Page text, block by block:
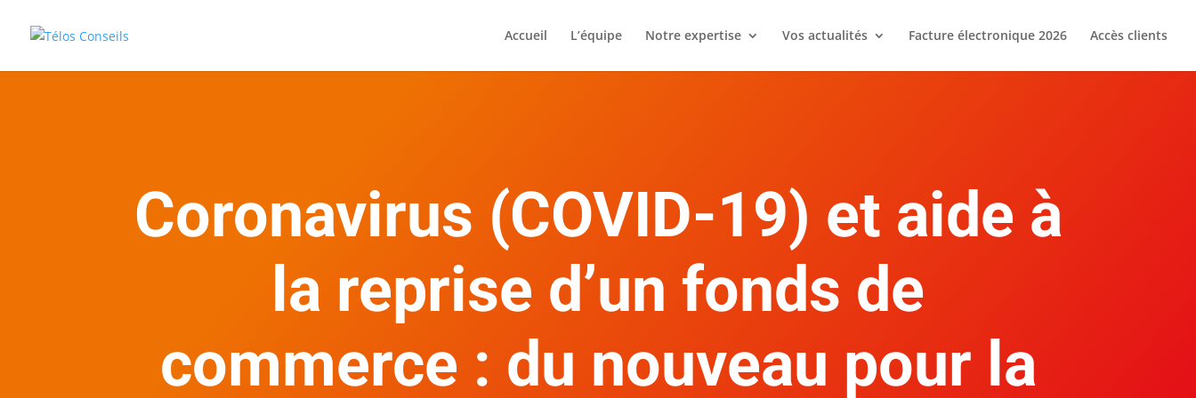
Accueil L’équipe Notre expertise Vos actualités Facture électronique 2026 Accès clients
Coronavirus (COVID-19) et aide à
la reprise d’un fonds de
commerce : du nouveau pour la